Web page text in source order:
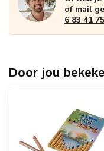
of mail
6 83 41
Door jou